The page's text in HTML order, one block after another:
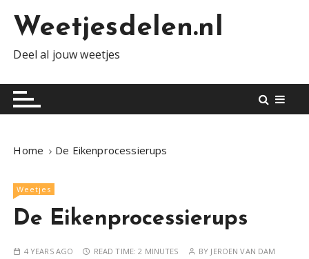
c
Weetjesdelen.nl
Deel al jouw weetjes
Home De Eikenprocessierups
Weetjes
De Eikenprocessierups
4 YEARS AGO READ TIME:2 MINUTES BY JEROEN VAN DAM